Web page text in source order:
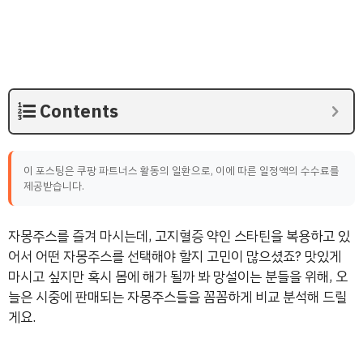
Contents
이 포스팅은 쿠팡 파트너스 활동의 일환으로, 이에 따른 일정액의 수수료를
제공받습니다.
자몽주스를 즐겨 마시는데, 고지혈증 약인 스타틴을 복용하고 있
어서 어떤 자몽주스를 선택해야 할지 고민이 많으셨죠? 맛있게
마시고 싶지만 혹시 몸에 해가 될까 봐 망설이는 분들을 위해, 오
늘은 시중에 판매되는 자몽주스들을 꼼꼼하게 비교 분석해 드릴
게요.